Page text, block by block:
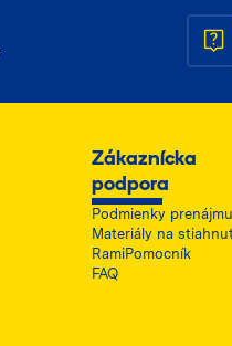
Zákaznícka
podpora
Podmienky prenájmu
Materiály na
RamiPomocník
FAQ